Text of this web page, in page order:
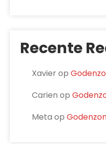
Recente
Xavierop
Carien op
Meta op